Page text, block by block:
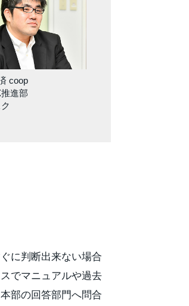
coop
進部
に判断出来ない場合
でマニュアルや過去
部の回答部門へ問合